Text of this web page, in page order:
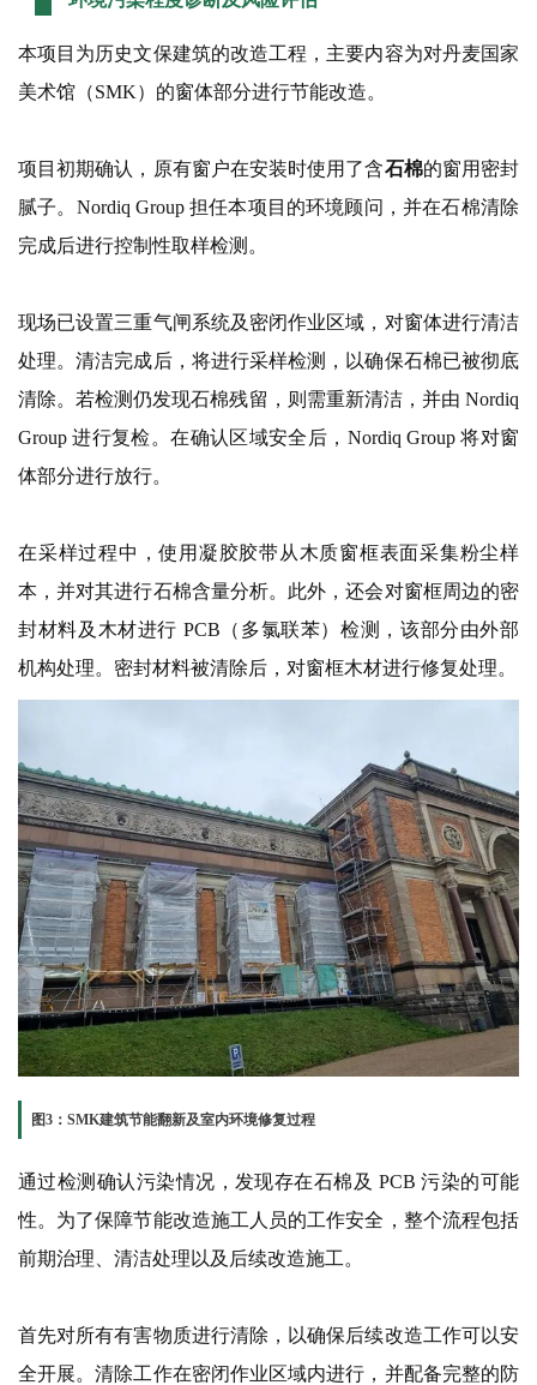
本项目为历史文保建筑的改造工程，主要内容为对丹麦国家
美术馆（SMK）的窗体部分进行节能改造。
项目初期确认，原有窗户在安装时使用了含石棉的窗用密封
腻子。Nordiq Group 担任本项目的环境顾问，并在石棉清除
完成后进行控制性取样检测。
现场已设置三重气闸系统及密闭作业区域，对窗体进行清洁
处理。清洁完成后，将进行采样检测，以确保石棉已被彻底
清除。若检测仍发现石棉残留，则需重新清洁，并由 Nordiq
Group 进行复检。在确认区域安全后，Nordiq Group 将对窗
体部分进行放行。
在采样过程中，使用凝胶胶带从木质窗框表面采集粉尘样
本，并对其进行石棉含量分析。此外，还会对窗框周边的密
封材料及木材进行 PCB（多氯联苯）检测，该部分由外部
机构处理。密封材料被清除后，对窗框木材进行修复处理。
图3：SMK建筑节能翻新及室内环境修复过程
通过检测确认污染情况，发现存在石棉及 PCB 污染的可能
性。为了保障节能改造施工人员的工作安全，整个流程包括
前期治理、清洁处理以及后续改造施工。
首先对所有有害物质进行清除，以确保后续改造工作可以安
全开展。清除工作在密闭作业区域内进行，并配备完整的防